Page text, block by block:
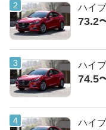
ハイ
73.2
ハイ
74.5
ハイ